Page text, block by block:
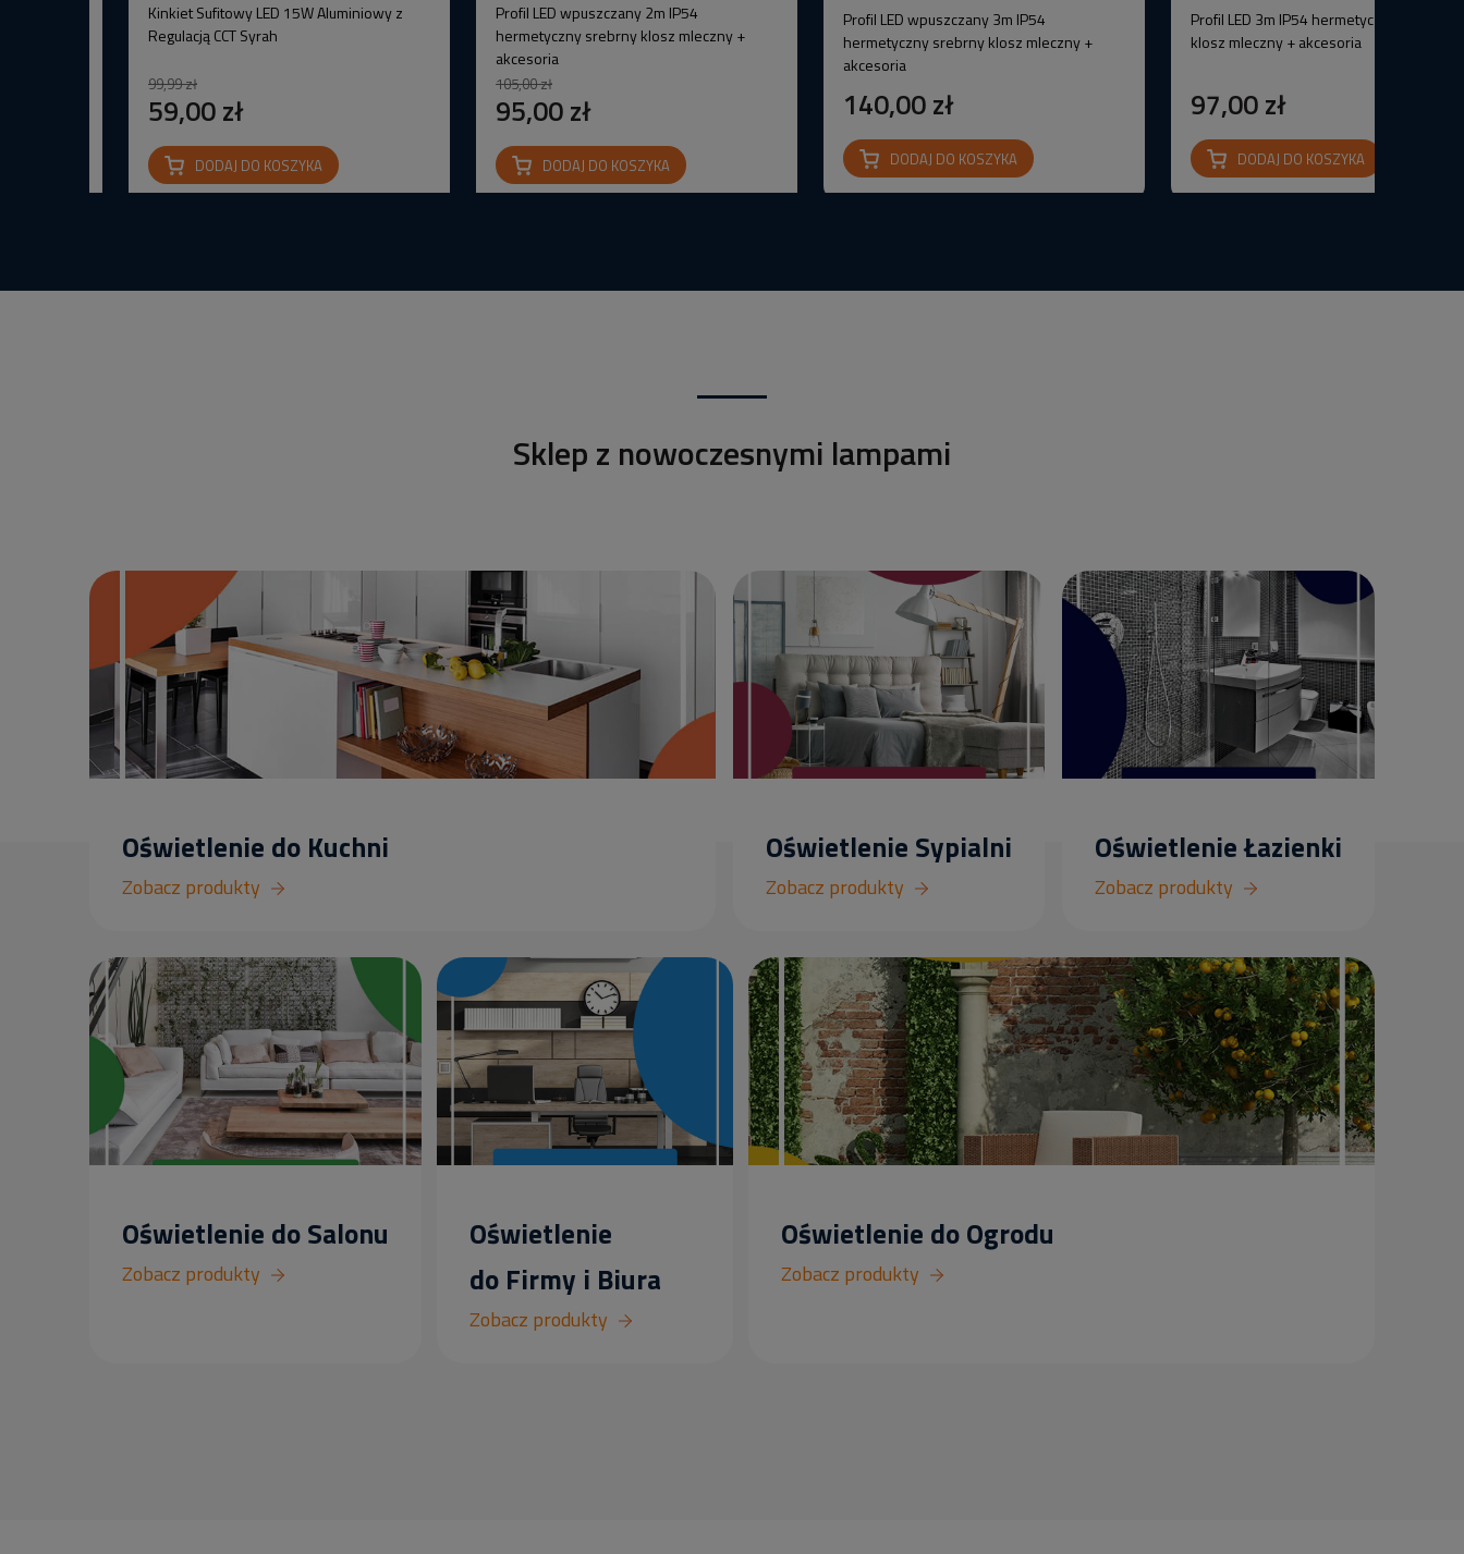
Kinkiet Sufitowy LED 15W Aluminiowy z
Regulacją CCT Syrah
99,99 zł
59,00 zł
DODAJ DO KOSZYKA
Profil LED wpuszczany 2m IP54
hermetyczny srebrny klosz mleczny +
akcesoria
105,00 zł
95,00 zł
DODAJ DO KOSZYKA
Profil LED wpuszczany 3m IP54
hermetyczny srebrny klosz mleczny +
akcesoria
140,00 zł
DODAJ DO KOSZYKA
Profil LED 3m IP54 hermetyczny srebrny
klosz mleczny + akcesoria
97,00 zł
DODAJ DO KOSZYKA
Sklep z nowoczesnymi lampami
Oświetlenie do Kuchni
Zobacz produkty
Oświetlenie Sypialni
Zobacz produkty
Oświetlenie Łazienki
Zobacz produkty
Oświetlenie do Salonu
Zobacz produkty
Oświetlenie
do Firmy i Biura
Zobacz produkty
Oświetlenie do Ogrodu
Zobacz produkty